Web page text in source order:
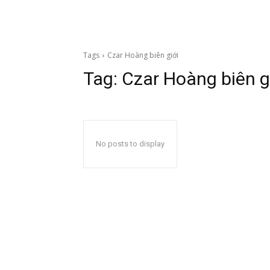
Tags Czar Hoàng biên giới
Tag: Czar Hoàng biên
No posts to display